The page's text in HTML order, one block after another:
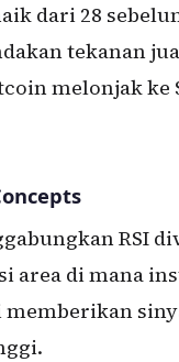
dari 28
tekanan
melonjak ke
RSI
area di mana